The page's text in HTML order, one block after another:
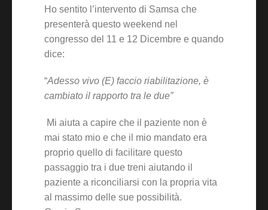
Ho sentito l’intervento di Samsa che
presenterà questo weekend nel
congresso del 11 e 12 Dicembre e quando
dice:
“Adesso vivo (E) faccio riabilitazione, è
cambiato il rapporto tra le due”
Mi aiuta a capire che il paziente non è
mai stato mio e che il mio mandato era
proprio quello di facilitare questo
passaggio tra i due treni aiutando il
paziente a riconciliarsi con la propria vita
al massimo delle sue possibilità.